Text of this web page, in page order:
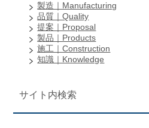
製造｜Manufacturing
品質｜Quality
提案｜Proposal
製品｜Products
施工｜Construction
知識｜Knowledge
サイト内検索